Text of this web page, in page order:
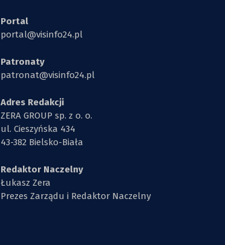
Portal
portal@visinfo24.pl
Patronaty
patronat@visinfo24.pl
Adres Redakcji
ZERA GROUP sp. z o. o.
ul. Cieszyńska 434
43-382 Bielsko-Biała
Redaktor Naczelny
Łukasz Zera
Prezes Zarządu i Redaktor Naczelny